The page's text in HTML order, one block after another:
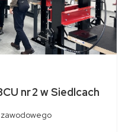
nr 2 w Siedlcach